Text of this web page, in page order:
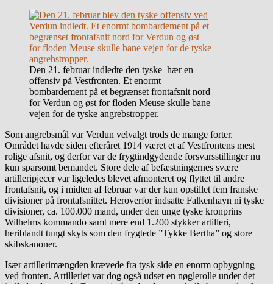
Den 21. februar indledte den tyske hær en
offensiv på Vestfronten. Et enormt
bombardement på et begrænset frontafsnit nord
for Verdun og øst for floden Meuse skulle bane
vejen for de tyske angrebstropper.
Som angrebsmål var Verdun velvalgt trods de mange forter.
Området havde siden efteråret 1914 været et af Vestfrontens mest
rolige afsnit, og derfor var de frygtindgydende forsvarsstillinger nu
kun sparsomt bemandet. Store dele af befæstningernes svære
artilleripjecer var ligeledes blevet afmonteret og flyttet til andre
frontafsnit, og i midten af februar var der kun opstillet fem franske
divisioner på frontafsnittet. Heroverfor indsatte Falkenhayn ni tyske
divisioner, ca. 100.000 mand, under den unge tyske kronprins
Wilhelms kommando samt mere end 1.200 stykker artilleri,
heriblandt tungt skyts som den frygtede ”Tykke Bertha” og store
skibskanoner.
Især artillerimængden krævede fra tysk side en enorm opbygning
ved fronten. Artilleriet var dog også udset en nøglerolle under det